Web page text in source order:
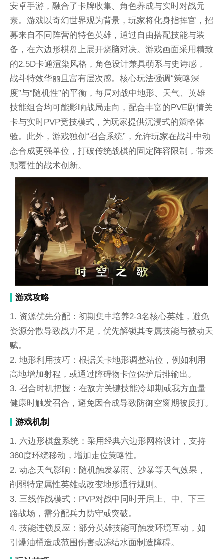
安卓手游，融合了卡牌收集、角色养成与实时对战元
素。游戏以奇幻世界观为背景，玩家将化身指挥官，招
募来自不同阵营的特色英雄，通过自由搭配技能与装
备，在六边形棋盘上展开烧脑对决。游戏画面采用精致
的2.5D卡通渲染风格，角色设计兼具萌系与史诗感，
战斗特效华丽且富有层次感。核心玩法强调“策略深
度”与“随机性”的平衡，每局对战中地形、天气、英雄
技能组合均可能影响战局走向，配合丰富的PVE剧情关
卡与实时PVP竞技模式，为玩家提供沉浸式的策略体
验。此外，游戏独创“召合系统”，允许玩家在战斗中动
态合成更强单位，打破传统战棋的固定阵容限制，带来
颠覆性的战术创新。
游戏攻略
1. 资源优先分配：初期集中培养2-3名核心英雄，避免
资源分散导致战力不足，优先解锁其专属技能与被动天
赋。
2. 地形利用技巧：根据关卡地形调整站位，例如利用
高地增加射程，或通过障碍物卡位保护后排输出。
3. 召合时机把握：在敌方关键技能冷却期或我方血量
健康时触发召合，避免因合成导致防御空窗期被反打。
游戏机制
1. 六边形棋盘系统：采用经典六边形网格设计，支持
360度环绕移动，增加走位策略性。
2. 动态天气影响：随机触发暴雨、沙暴等天气效果，
削弱特定属性英雄或改变地形通行规则。
3. 三线作战模式：PVP对战中同时开启上、中、下三
路战场，需分配兵力防守或突破。
4. 技能连锁反应：部分英雄技能可触发环境互动，如
引爆油桶造成范围伤害或冻结水面制造障碍。